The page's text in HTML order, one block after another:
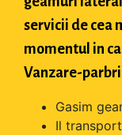
servicii de cea
momentul in
Vanzare-
Gasim
Il